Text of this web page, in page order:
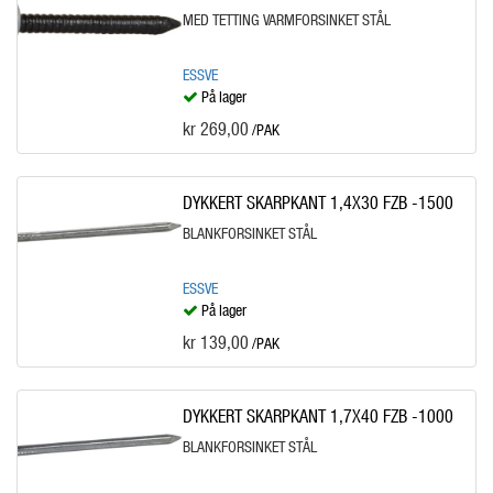
MED TETTING VARMFORSINKET STÅL
ESSVE
På lager
kr 269,00 /PAK
DYKKERT SKARPKANT 1,4X30 FZB -1500
BLANKFORSINKET STÅL
ESSVE
På lager
kr 139,00 /PAK
DYKKERT SKARPKANT 1,7X40 FZB -1000
BLANKFORSINKET STÅL